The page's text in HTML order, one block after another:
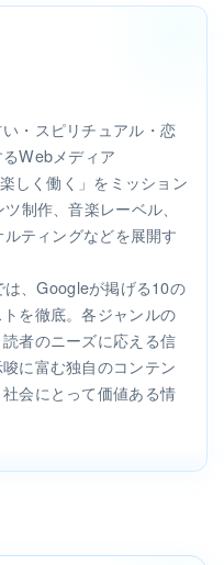
・スピリチュアル・恋
Webメディア
しく働く」をミッション
制作、音楽レーベル、
ティングなどを展開す
、Googleが掲げる10の
を徹底。各ジャンルの
者のニーズに応える信
に富む独自のコンテン
会にとって価値ある情